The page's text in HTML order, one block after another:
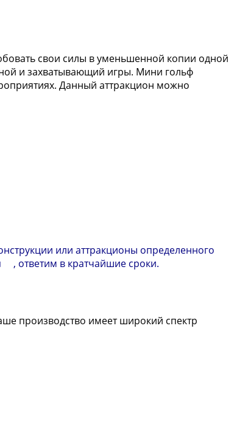
свои силы в уменьшенной копии одной
и захватывающий игры. Мини гольф
Данный аттракцион можно
или аттракционы определенного
, ответим в кратчайшие сроки.
производство имеет широкий спектр